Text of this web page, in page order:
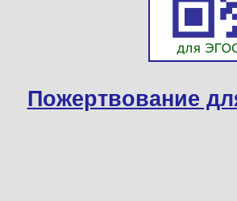
Пожертвование